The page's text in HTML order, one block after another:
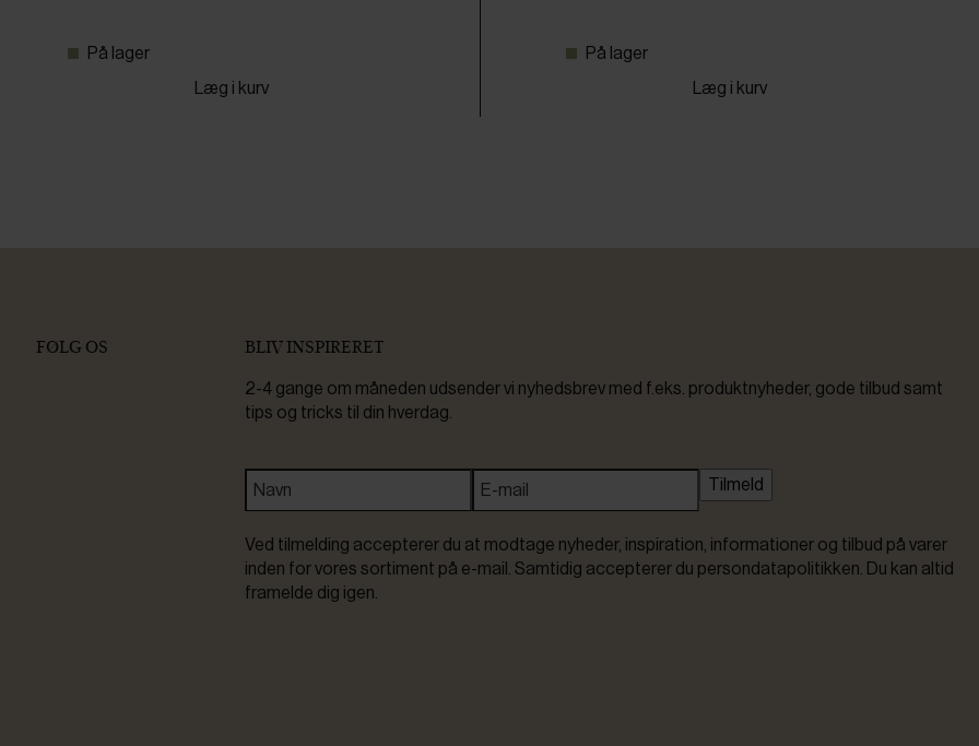
På lager
Læg i kurv
På lager
Læg i kurv
FØLG OS BLIV INSPIRERET
2-4 gange om måneden udsender vi nyhedsbrev med f.eks. produktnyheder, gode tilbud samt
tips og tricks til din hverdag.
Tilmeld
Ved tilmelding accepterer du at modtage nyheder, inspiration, informationer og tilbud på varer
inden for vores sortiment på e-mail. Samtidig accepterer du persondatapolitikken. Du kan altid
framelde dig igen.